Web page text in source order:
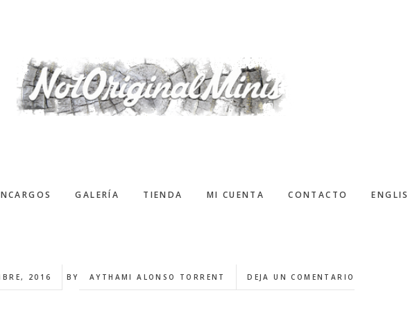
GALERÍA TIENDA MI CUENTA CONTACTO
2016 BY AYTHAMI ALONSO TORRENT DEJA UN COMENTARIO